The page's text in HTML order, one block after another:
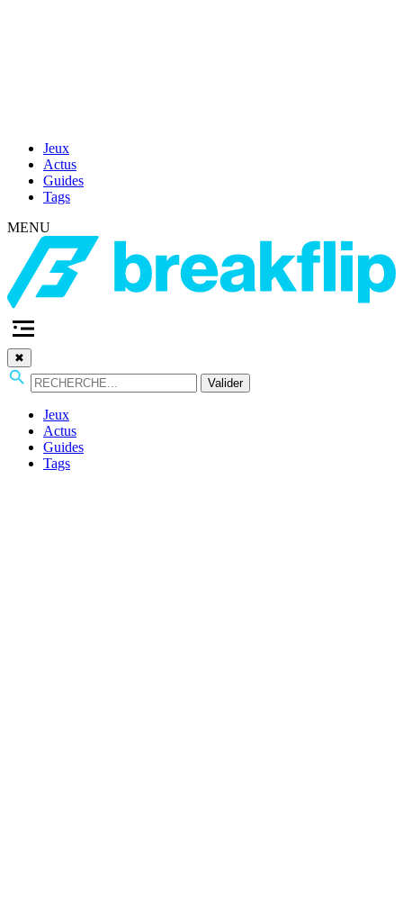
Jeux
Actus
Guides
Tags
MENU
✖
Valider
Jeux
Actus
Guides
Tags